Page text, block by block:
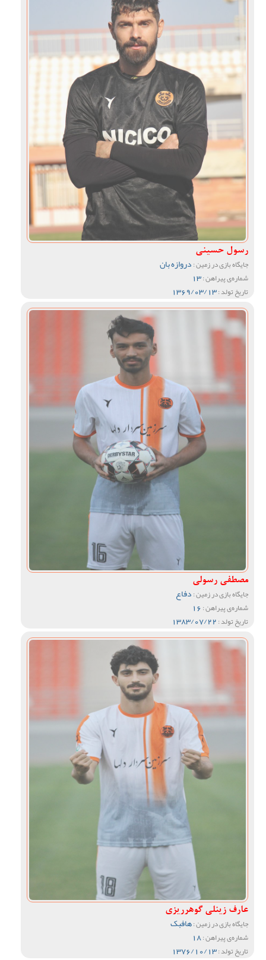
رسول حسینی
جایگاه بازی در زمین :دروازه بان
شماره‌ی پیراهن :13
تاریخ تولد :1369/03/13
مصطفی رسولی
جایگاه بازی در زمین :دفاع
شماره‌ی پیراهن :16
تاریخ تولد :1383/07/22
عارف زینلی گوهرریزی
جایگاه بازی در زمین :هافبک
شماره‌ی پیراهن :18
تاریخ تولد :1376/10/13